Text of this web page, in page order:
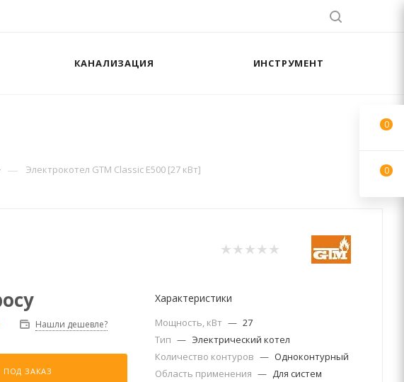
КАНАЛИЗАЦИЯ ИНСТРУМЕНТ
— Электрокотел GTM Classic E500 [27 кВт]
Нашли дешевле?
ПОД ЗАКАЗ
Характеристики
Мощность, кВт — 27
Тип — Электрический котел
Количество контуров — Одноконтурный
Область применения — Для систем
0
0